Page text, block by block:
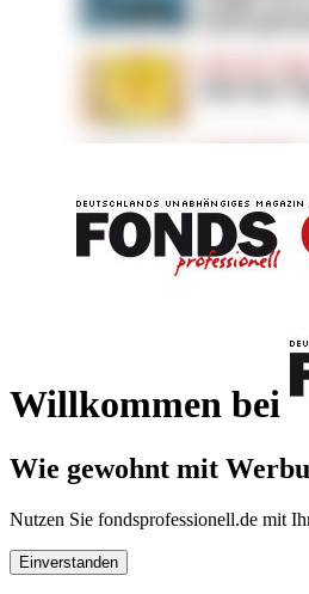
Willkommen bei
Wie gewohnt mit
Nutzen Sie fondsprofessionell.de mit
Einverstanden